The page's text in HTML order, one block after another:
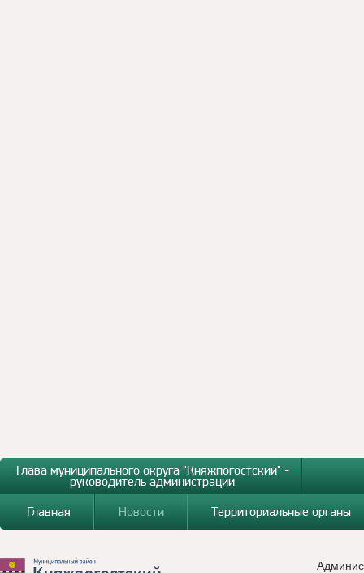
Глава муниципального округа "Княжпогостский" -
руководитель администрации
Главная
Новости Территориальные органы